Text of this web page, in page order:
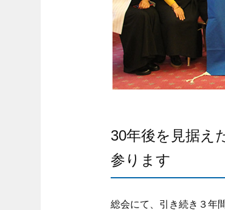
30年後を見据え
参ります
総会にて、引き続き３年